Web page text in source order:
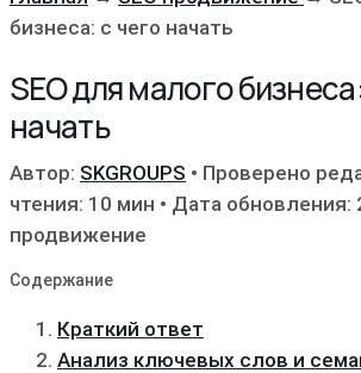
бизнеса: с чего начать
SEO для малого
начать
Автор: SKGROUPS • Проверено
чтения: 10 мин • Дата обновления:
продвижение
Содержание
Краткий ответ
Анализ ключевых слов и